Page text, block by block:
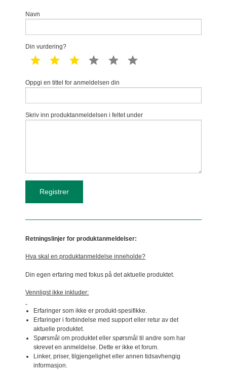
Navn
Din vurdering?
1 star 2 star 3 star 4 star 5 star
Oppgi en tittel for anmeldelsen din
Skriv inn produktanmeldelsen i feltet under
Retningslinjer for produktanmeldelser:
Hva skal en produktanmeldelse inneholde?
Din egen erfaring med fokus på det aktuelle produktet.
Vennligst ikke inkluder:
Erfaringer som ikke er produkt-spesifikke.
Erfaringer i forbindelse med support eller retur av det
aktuelle produktet.
Spørsmål om produktet eller spørsmål til andre som har
skrevet en anmeldelse. Dette er ikke et forum.
Linker, priser, tilgjengelighet eller annen tidsavhengig
informasjon.